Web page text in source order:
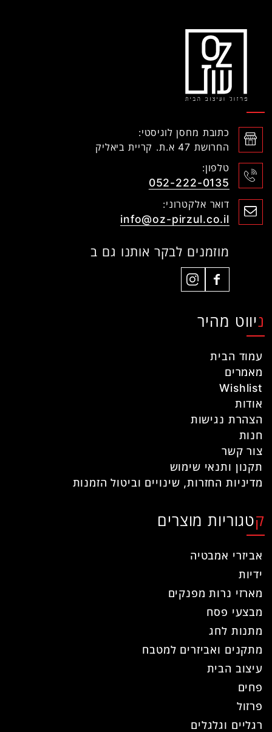
כתובת מחסן לוגיסטי:
החרושת 47 א.ת. קריית ביאליק
טלפון:
052-222-0135
דואר אלקטרוני:
info@oz-pirzul.co.il
מוזמנים לבקר אותנו גם ב
ניווט מהיר
עמוד הבית
מאמרים
Wishlist
אודות
הצהרת נגישות
חנות
צור קשר
תקנון ותנאי שימוש
מדיניות החזרות, שינויים וביטול הזמנות
קטגוריות מוצרים
אביזרי אמבטיה
ידיות
מארזי נרות מפנקים
מבצעי פסח
מתנות לחג
מתקנים ואביזרים למטבח
עיצוב הבית
פחים
פרזול
רגליים וגלגלים